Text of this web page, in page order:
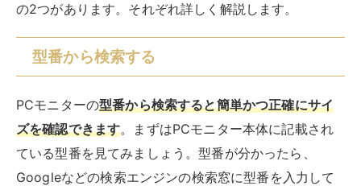
の2つがあります。それぞれ詳しく解説します。
型番から検索する
PCモニターの型番から検索すると簡単かつ正確にサイ
ズを確認できます。まずはPCモニター本体に記載され
ている型番を見てみましょう。型番が分かったら、
Googleなどの検索エンジンの検索窓に型番を入力して